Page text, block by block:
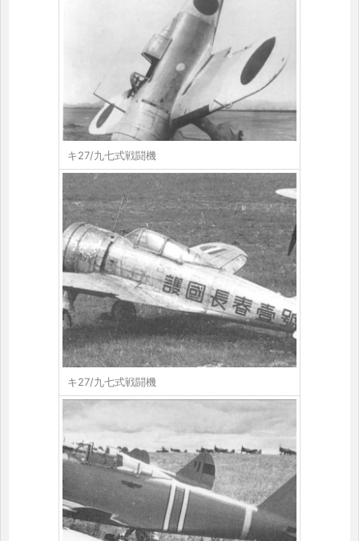
キ27/九七式戦闘機
キ27/九七式戦闘機